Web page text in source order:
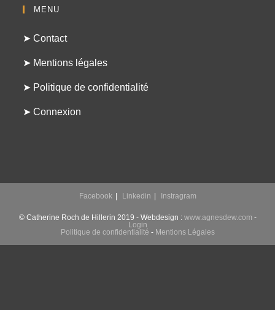
MENU
➤ Contact
➤ Mentions légales
➤ Politique de confidentialité
➤ Connexion
Facebook Linkedin Instragram
© Catherine Roch de Hillerin 2019 - Webdesign : www.agnesdew.com -
Login
Politique de confidentialité - Mentions Légales